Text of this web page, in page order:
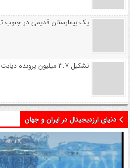
یک بیمارستان قدیمی در جنوب
تشکیل ۳.۷ میلیون پرونده دیابت و فشارخون بالا
دنیای ارزدیجیتال در ایران و جهان